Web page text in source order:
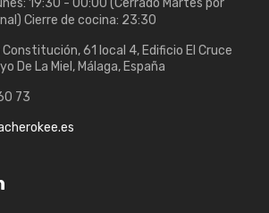
19:30 - 00:00 (Cerrado Martes por
Cierre de cocina: 23:30
61 local 4, Edificio El Cruce
De La Miel, Málaga, España
73